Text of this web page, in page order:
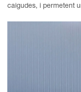
caigudes, i permetent